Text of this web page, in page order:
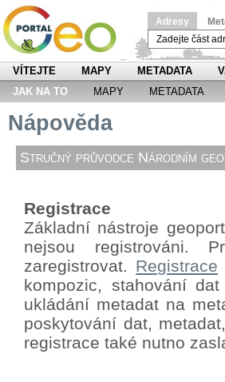
Adresy
VÍTEJTE MAPY METADATA
JAK NA TO
MAPY METADATA
Nápověda
Stručný průvodce Národním
Registrace
Základní nástroje
nejsou registrováni.
zaregistrovat. Registrace
kompozic, stahování
ukládání metadat na
poskytování dat,
registrace také nutno